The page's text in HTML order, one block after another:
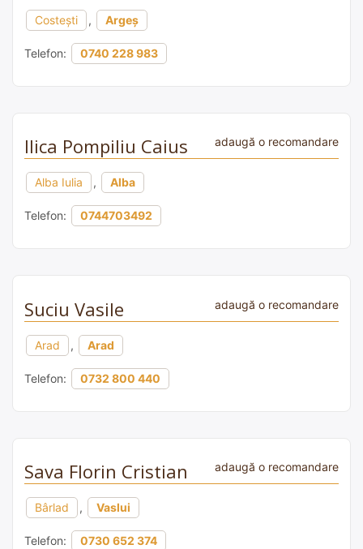
Costești , Argeș
Telefon: 0740 228 983
Ilica Pompiliu Caius adaugă o recomandare
Alba Iulia , Alba
Telefon: 0744703492
Suciu Vasile adaugă o recomandare
Arad , Arad
Telefon: 0732 800 440
Sava Florin Cristian adaugă o recomandare
Bârlad , Vaslui
Telefon: 0730 652 374